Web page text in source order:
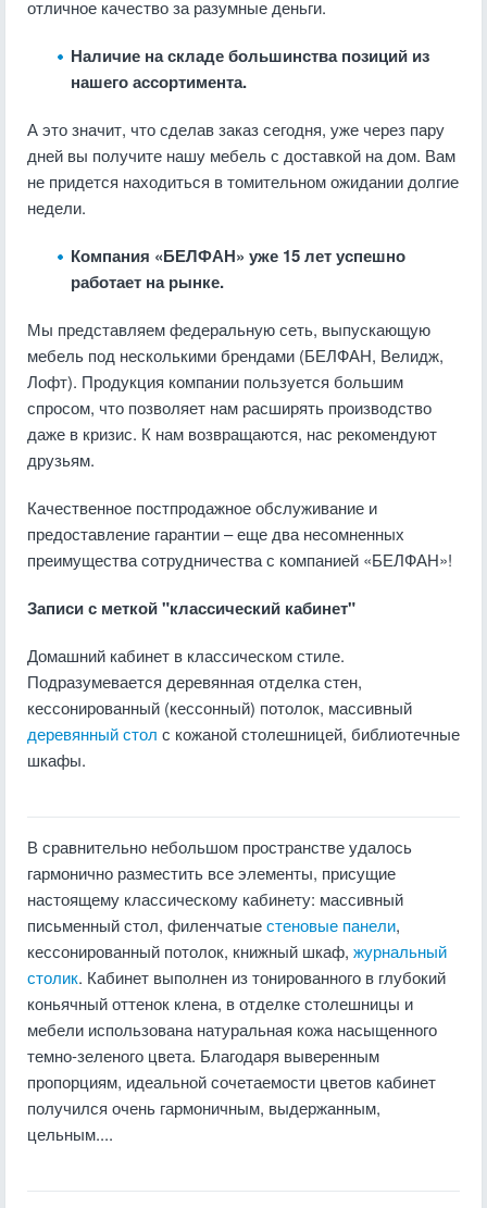
отличное качество за разумные деньги.
Наличие на складе большинства позиций из
нашего ассортимента.
А это значит, что сделав заказ сегодня, уже через пару
дней вы получите нашу мебель с доставкой на дом. Вам
не придется находиться в томительном ожидании долгие
недели.
Компания «БЕЛФАН» уже 15 лет успешно
работает на рынке.
Мы представляем федеральную сеть, выпускающую
мебель под несколькими брендами (БЕЛФАН, Велидж,
Лофт). Продукция компании пользуется большим
спросом, что позволяет нам расширять производство
даже в кризис. К нам возвращаются, нас рекомендуют
друзьям.
Качественное постпродажное обслуживание и
предоставление гарантии – еще два несомненных
преимущества сотрудничества с компанией «БЕЛФАН»!
Записи с меткой "классический кабинет"
Домашний кабинет в классическом стиле.
Подразумевается деревянная отделка стен,
кессонированный (кессонный) потолок, массивный
деревянный стол с кожаной столешницей, библиотечные
шкафы.
В сравнительно небольшом пространстве удалось
гармонично разместить все элементы, присущие
настоящему классическому кабинету: массивный
письменный стол, филенчатыестеновые панели,
кессонированный потолок, книжный шкаф, журнальный
столик. Кабинет выполнен из тонированного в глубокий
коньячный оттенок клена, в отделке столешницы и
мебели использована натуральная кожа насыщенного
темно-зеленого цвета. Благодаря выверенным
пропорциям, идеальной сочетаемости цветов кабинет
получился очень гармоничным, выдержанным,
цельным....